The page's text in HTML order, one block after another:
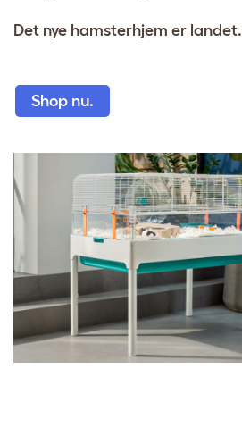
Det nye hamsterhjem er landet.
Shop nu.